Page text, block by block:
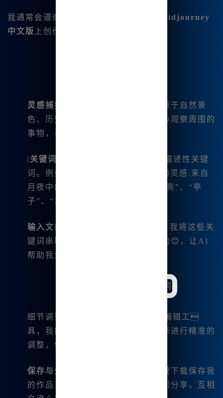
我通常会遵循以下几个步骤，帮助我在
Midjourney
中文版 上创作古风作品：
灵感捕捉
：古风作品的灵感常常来源于自然景
色、历史人物或神话故事。我会用心观察周围的
事物，寻找独特的切入点。
| 关键词🔥提取
：我会将灵感转化为描述性关键
词。例如，我|其中一个古风作品的灵感.来自
月夜中的古老亭子，关键词包括“月亮”、“亭
子”、“古风”、“静谧”等。
输入文👍本
：使用Midjourney时，我将这些关
键词串联起来，构造出我的创作语句😊，让AI
帮助我生成初步的作品。
细节调整：通过使用Midjourney的编辑工
具，我能够对图像的色彩、光影细节进行精准的
调整，使其更符合我的审美。
保存与分享
：创造完成后，通过一键下载保存我
的作品，接着在社交平台上与朋友们分享，互相